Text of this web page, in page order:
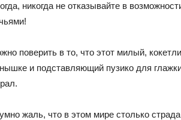
никогда не отказывайте в
поверить в то, что этот милый,
и подставляющий пузико для
жаль, что в этом мире столько